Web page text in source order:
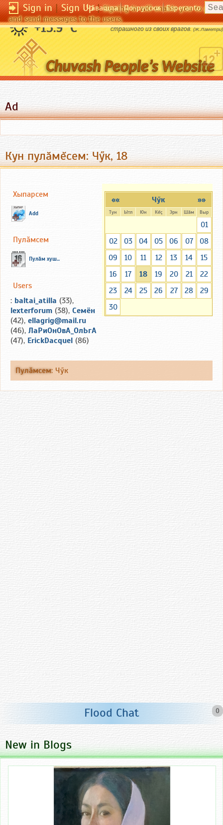
Sign in|Sign Up|Signing in will enable you to post
and send messages to the users.
Чӑвашла По-русски Esperanto
+15.9 °C
Человек в самом себе носит самого
страшного из своих врагов.(Ж.Ламетри)
Ad
Кун пулăмĕсем: Чӳк, 18
»»
«« Чӳк
Тун Ытл Юн Кĕç Эрн Шăм Выр
01
02
03 04 05 06 07
08
09
10 11 12 13 14
15
16
17 18 19 20 21
22
23
24 25 26 27 28
29
30
Хыпарсем
Add
Пулăмсем
Пулăм хуш...
Users
: baltai_atilla (33),
lexterforum (38), Семён
(42), ellagrig@mail.ru
(46), ЛаРиОнОвА_ОлЬгА
(47), ErickDacquel (86)
Пулăмсем: Чӳк
0
Flood Chat
New in Blogs